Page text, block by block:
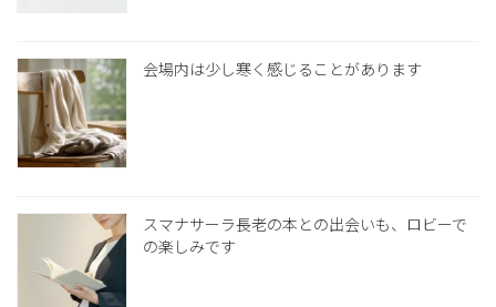
会場内は少し寒く感じることがあります
スマナサーラ長老の本との出会いも、ロビーで
の楽しみです